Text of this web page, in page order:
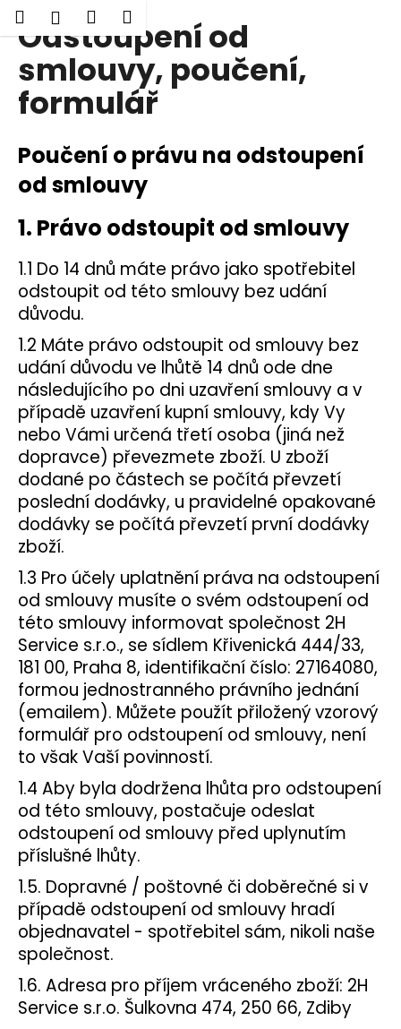
Přejít
obsah
HledatPřihlášení
Nákupní
košík
Odstoupení od
smlouvy, poučení,
formulář
Poučení o právu na odstoupení
od smlouvy
1. Právo odstoupit od smlouvy
1.1 Do 14 dnů máte právo jako spotřebitel
odstoupit od této smlouvy bez udání
důvodu.
1.2 Máte právo odstoupit od smlouvy bez
udání důvodu ve lhůtě 14 dnů ode dne
následujícího po dni uzavření smlouvy a v
případě uzavření kupní smlouvy, kdy Vy
nebo Vámi určená třetí osoba (jiná než
dopravce) převezmete zboží. U zboží
dodané po částech se počítá převzetí
poslední dodávky, u pravidelné opakované
dodávky se počítá převzetí první dodávky
zboží.
1.3 Pro účely uplatnění práva na odstoupení
od smlouvy musíte o svém odstoupení od
této smlouvy informovat společnost 2H
Service s.r.o., se sídlem Křivenická 444/33,
181 00, Praha 8, identifikační číslo: 27164080,
formou jednostranného právního jednání
(emailem). Můžete použít přiložený vzorový
formulář pro odstoupení od smlouvy, není
to však Vaší povinností.
1.4 Aby byla dodržena lhůta pro odstoupení
od této smlouvy, postačuje odeslat
odstoupení od smlouvy před uplynutím
příslušné lhůty.
1.5. Dopravné / poštovné či doběrečné si v
případě odstoupení od smlouvy hradí
objednavatel - spotřebitel sám, nikoli naše
společnost.
1.6. Adresa pro příjem vráceného zboží: 2H
Service s.r.o. Šulkovna 474, 250 66, Zdiby
o Zpět
Zpět
C
o
p
o
t
ř
e
b
u
j
e
t
e
n
a
j
í
t
?
HLEDAT
D
o
p
o
r
u
č
u
j
e
m
e
ELF
BAR
ELFA
POD
-